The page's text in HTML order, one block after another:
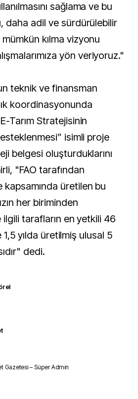
sağlama ve bu
daha adil ve sürdürülebilir
kılma vizyonu
yön veriyoruz."
teknik ve finansman
koordinasyonunda
Tarım Stratejisinin
isimli proje
belgesi oluşturduklarını
"FAO tarafından
üretilen bu
her biriminden
ilgili tarafların en yetkili 46
1,5 yılda üretilmiş ulusal 5
dedi.
Gazetesi – Süper Admin